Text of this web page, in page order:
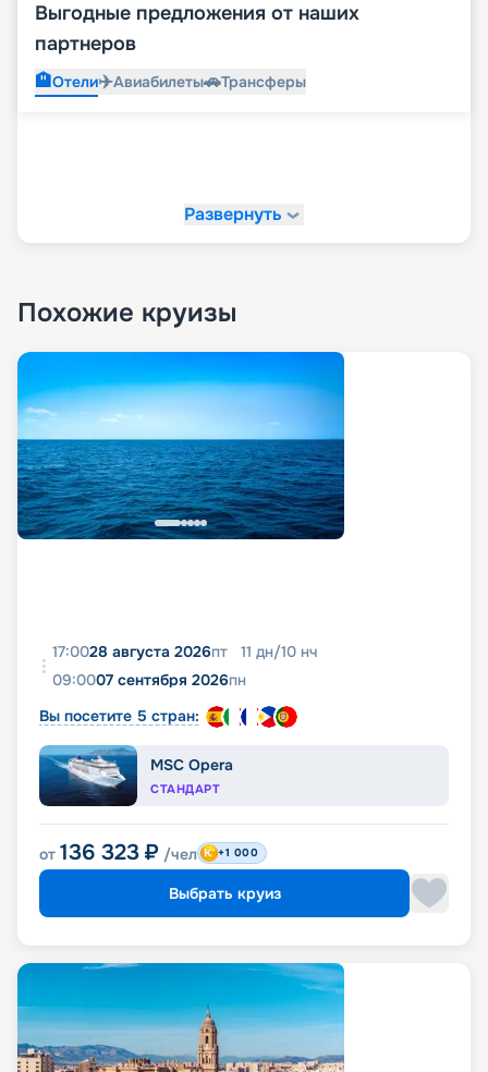
Выгодные предложения от наших
партнеров
🏨Отели✈️Авиабилеты🚗Трансферы
Развернуть
Похожие круизы
17:0028 августа 2026пт 11 дн/10 нч
09:0007 сентября 2026пн
Вы посетите 5 стран:
MSC Opera
СТАНДАРТ
от 136 323 ₽ /чел +1 000
Выбрать круиз